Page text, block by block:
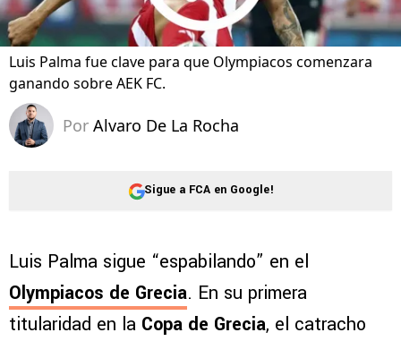
Luis Palma fue clave para que Olympiacos comenzara
ganando sobre AEK FC.
Por Alvaro De La Rocha
Sigue a FCA en Google!
Luis Palma sigue “espabilando” en el
Olympiacos de Grecia. En su primera
titularidad en la Copa de Grecia, el catracho